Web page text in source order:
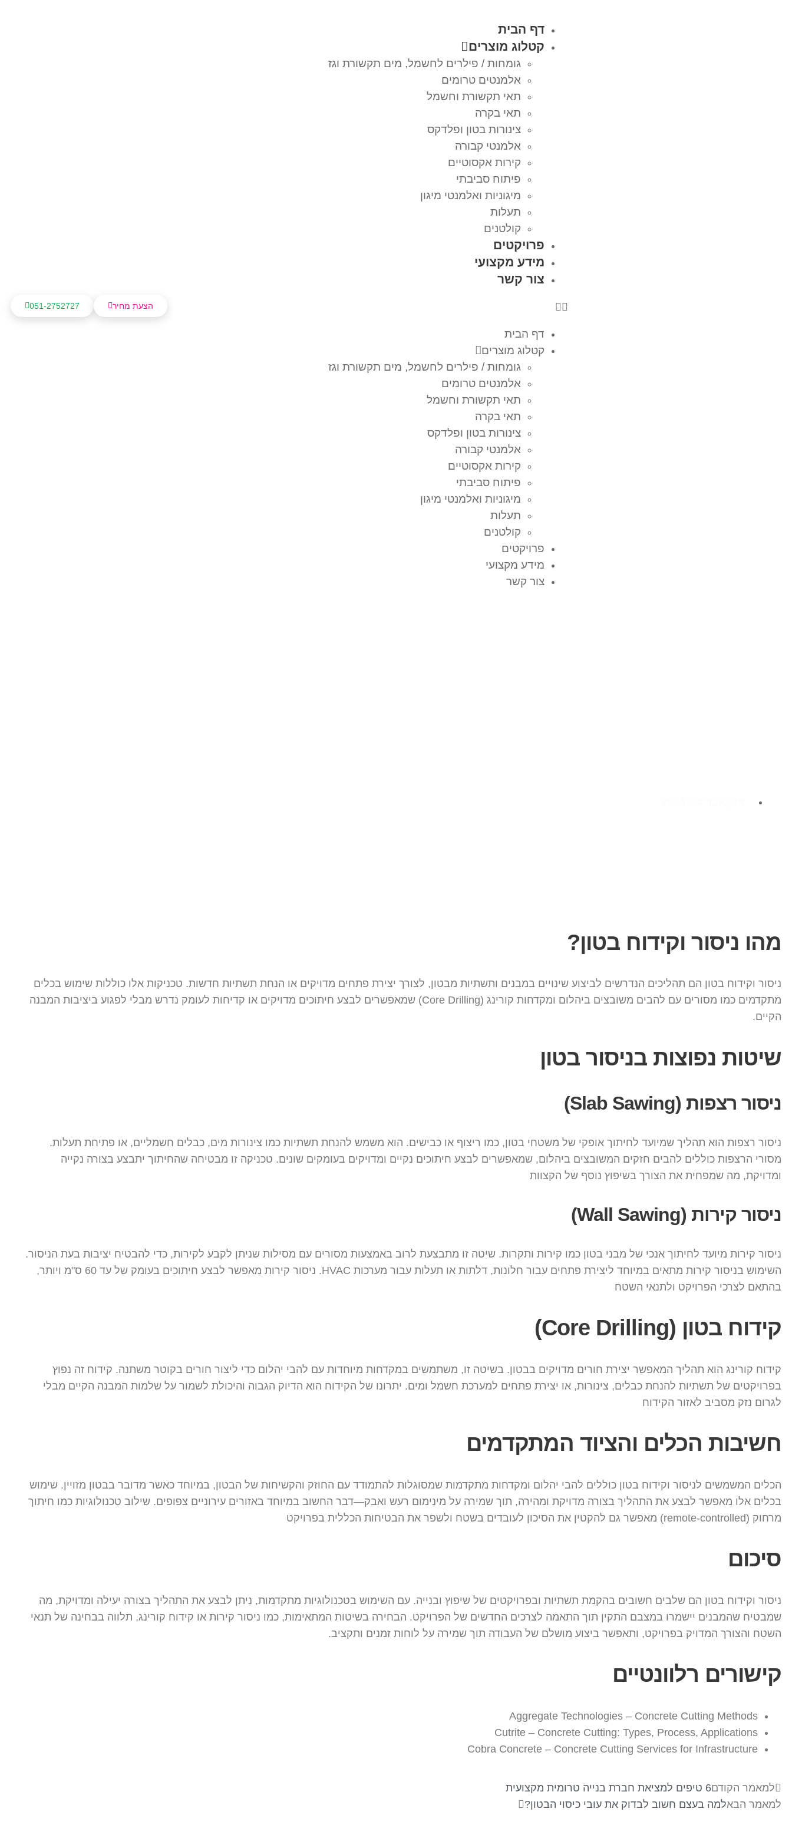
דף הבית
קטלוג מוצרים
גומחות / פילרים לחשמל, מים תקשורת וגז
אלמנטים טרומים
תאי תקשורת וחשמל
תאי בקרה
צינורות בטון ופלדקס
אלמנטי קבורה
קירות אקסוטיים
פיתוח סביבתי
מיגוניות ואלמנטי מיגון
תעלות
קולטנים
פרויקטים
מידע מקצועי
צור קשר
דף הבית
קטלוג מוצרים
גומחות / פילרים לחשמל, מים תקשורת וגז
אלמנטים טרומים
תאי תקשורת וחשמל
תאי בקרה
צינורות בטון ופלדקס
אלמנטי קבורה
קירות אקסוטיים
פיתוח סביבתי
מיגוניות ואלמנטי מיגון
תעלות
קולטנים
פרויקטים
מידע מקצועי
צור קשר
051-2752727 הצעת מחיר
מהו ניסור וקידוח בטון?
ניסור וקידוח בטון הם תהליכים הנדרשים לביצוע שינויים במבנים ותשתיות מבטון, לצורך יצירת פתחים מדויקים או הנחת תשתיות חדשות. טכניקות אלו כוללות שימוש בכלים
מתקדמים כמו מסורים עם להבים משובצים ביהלום ומקדחות קורינג (Core Drilling) שמאפשרים לבצע חיתוכים מדויקים או קדיחות לעומק נדרש מבלי לפגוע ביציבות המבנה
הקיים.
שיטות נפוצות בניסור בטון
ניסור רצפות (Slab Sawing)
ניסור רצפות הוא תהליך שמיועד לחיתוך אופקי של משטחי בטון, כמו ריצוף או כבישים. הוא משמש להנחת תשתיות כמו צינורות מים, כבלים חשמליים, או פתיחת תעלות.
מסורי הרצפות כוללים להבים חזקים המשובצים ביהלום, שמאפשרים לבצע חיתוכים נקיים ומדויקים בעומקים שונים. טכניקה זו מבטיחה שהחיתוך יתבצע בצורה נקייה
ומדויקת, מה שמפחית את הצורך בשיפוץ נוסף של הקצוות
ניסור קירות (Wall Sawing)
ניסור קירות מיועד לחיתוך אנכי של מבני בטון כמו קירות ותקרות. שיטה זו מתבצעת לרוב באמצעות מסורים עם מסילות שניתן לקבע לקירות, כדי להבטיח יציבות בעת הניסור.
השימוש בניסור קירות מתאים במיוחד ליצירת פתחים עבור חלונות, דלתות או תעלות עבור מערכות HVAC. ניסור קירות מאפשר לבצע חיתוכים בעומק של עד 60 ס"מ ויותר,
בהתאם לצרכי הפרויקט ולתנאי השטח
קידוח בטון (Core Drilling)
קידוח קורינג הוא תהליך המאפשר יצירת חורים מדויקים בבטון. בשיטה זו, משתמשים במקדחות מיוחדות עם להבי יהלום כדי ליצור חורים בקוטר משתנה. קידוח זה נפוץ
בפרויקטים של תשתיות להנחת כבלים, צינורות, או יצירת פתחים למערכת חשמל ומים. יתרונו של הקידוח הוא הדיוק הגבוה והיכולת לשמור על שלמות המבנה הקיים מבלי
לגרום נזק מסביב לאזור הקידוח
חשיבות הכלים והציוד המתקדמים
הכלים המשמשים לניסור וקידוח בטון כוללים להבי יהלום ומקדחות מתקדמות שמסוגלות להתמודד עם החוזק והקשיחות של הבטון, במיוחד כאשר מדובר בבטון מזויין. שימוש
בכלים אלו מאפשר לבצע את התהליך בצורה מדויקת ומהירה, תוך שמירה על מינימום רעש ואבק—דבר החשוב במיוחד באזורים עירוניים צפופים. שילוב טכנולוגיות כמו חיתוך
מרחוק (remote-controlled) מאפשר גם להקטין את הסיכון לעובדים בשטח ולשפר את הבטיחות הכללית בפרויקט
סיכום
ניסור וקידוח בטון הם שלבים חשובים בהקמת תשתיות ובפרויקטים של שיפוץ ובנייה. עם השימוש בטכנולוגיות מתקדמות, ניתן לבצע את התהליך בצורה יעילה ומדויקת, מה
שמבטיח שהמבנים יישמרו במצבם התקין תוך התאמה לצרכים החדשים של הפרויקט. הבחירה בשיטות המתאימות, כמו ניסור קירות או קידוח קורינג, תלווה בבחינה של תנאי
השטח והצורך המדויק בפרויקט, ותאפשר ביצוע מושלם של העבודה תוך שמירה על לוחות זמנים ותקציב.
קישורים רלוונטיים
Aggregate Technologies – Concrete Cutting Methods
Cutrite – Concrete Cutting: Types, Process, Applications
Cobra Concrete – Concrete Cutting Services for Infrastructure
למאמר הקודם6 טיפים למציאת חברת בנייה טרומית מקצועית
למאמר הבאלמה בעצם חשוב לבדוק את עובי כיסוי הבטון?